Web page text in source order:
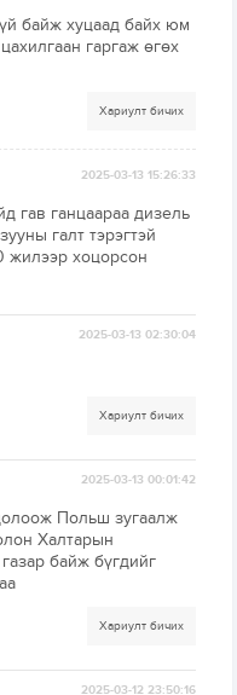
байж хуцаад байх юм
гаргаж өгөх
Хариулт бичих
2025-03-13 15:26:33
гав ганцаараа дизель
галт тэрэгтэй
жилээр хоцорсон
2025-03-13 02:30:04
Хариулт бичих
2025-03-13 00:01:42
Польш зугаалж
Халтарын
байж бүгдийг
Хариулт бичих
2025-03-12 23:50:16